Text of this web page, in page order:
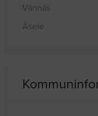
Vännäs
Åsele